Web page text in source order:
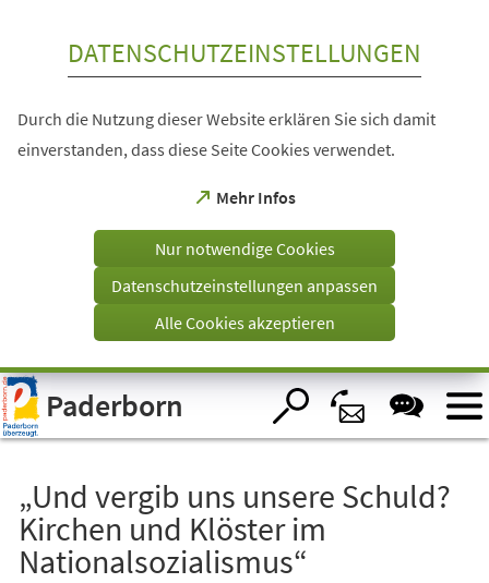
Visuelle
Assistenzsoftware
öffnen.
DATENSCHUTZEINSTELLUNGEN
Durch die Nutzung dieser Website erklären Sie sich damit
einverstanden, dass diese Seite Cookies verwendet.
Mehr Infos
(Öffnet
einem
Tab)
Nur notwendige Cookies
Datenschutzeinstellungen anpassen
Alle Cookies akzeptieren
Paderborn
„Und vergib uns unsere Schuld?
Kirchen und Klöster im
Nationalsozialismus“